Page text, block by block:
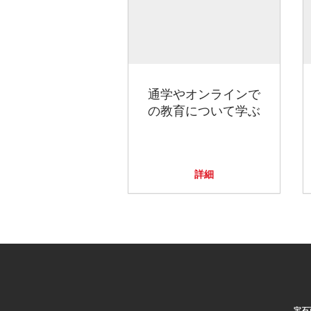
通学やオンラインで
の教育について学ぶ
詳細